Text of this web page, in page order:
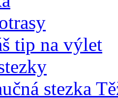
tip na výlet
stezka